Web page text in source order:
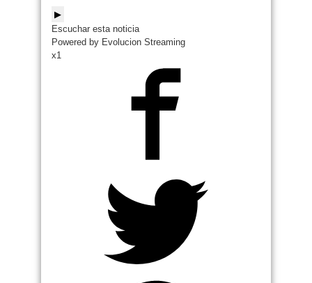
▶
Escuchar esta noticia
Powered by Evolucion Streaming
x1